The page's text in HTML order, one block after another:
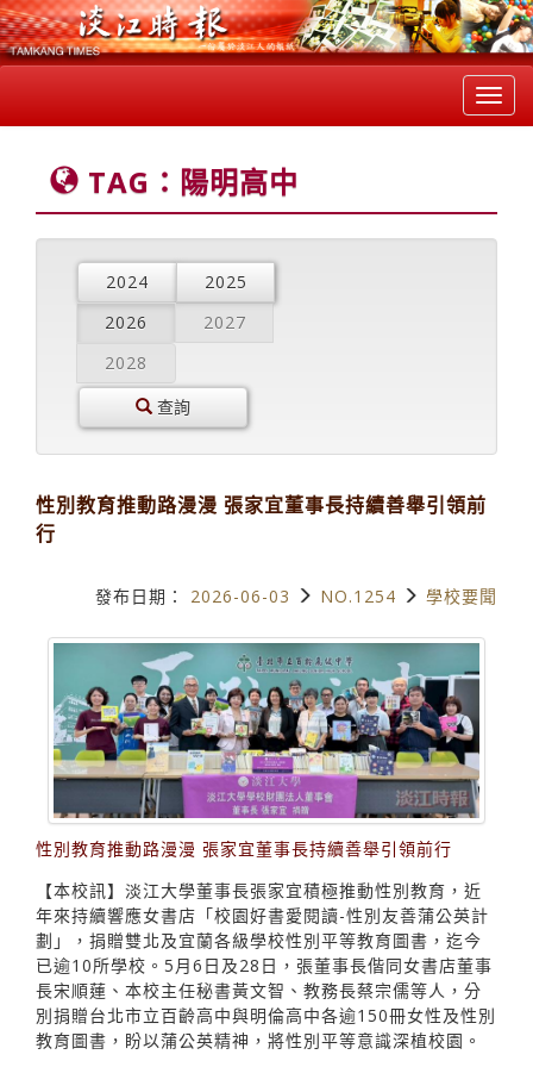
TAG：陽明高中
2024
2025
2026
2027
2028
查詢
性別教育推動路漫漫 張家宜董事長持續善舉引領前
行
發布日期： 2026-06-03 NO.1254 學校要聞
性別教育推動路漫漫 張家宜董事長持續善舉引領前行
【本校訊】淡江大學董事長張家宜積極推動性別教育，近
年來持續響應女書店「校園好書愛閱讀-性別友善蒲公英計
劃」，捐贈雙北及宜蘭各級學校性別平等教育圖書，迄今
已逾10所學校。5月6日及28日，張董事長偕同女書店董事
長宋順蓮、本校主任秘書黃文智、教務長蔡宗儒等人，分
別捐贈台北市立百齡高中與明倫高中各逾150冊女性及性別
教育圖書，盼以蒲公英精神，將性別平等意識深植校園。